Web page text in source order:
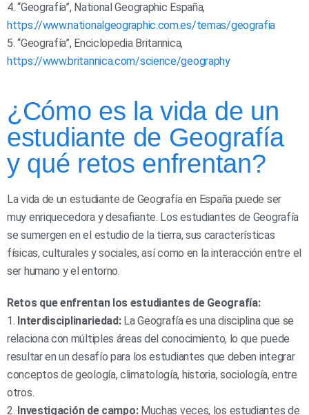
4. “Geografía”, National Geographic España,
https://www.nationalgeographic.com.es/temas/geografia
5. “Geografía”, Enciclopedia Britannica,
https://www.britannica.com/science/geography
¿Cómo es la vida de un
estudiante de Geografía
y qué retos enfrentan?
La vida de un estudiante de Geografía en España puede ser
muy enriquecedora y desafiante. Los estudiantes de Geografía
se sumergen en el estudio de la tierra, sus características
físicas, culturales y sociales, así como en la interacción entre el
ser humano y el entorno.
Retos que enfrentan los estudiantes de Geografía:
1. Interdisciplinariedad:La Geografía es una disciplina que se
relaciona con múltiples áreas del conocimiento, lo que puede
resultar en un desafío para los estudiantes que deben integrar
conceptos de geología, climatología, historia, sociología, entre
otros.
2. Investigación de campo:Muchas veces, los estudiantes de